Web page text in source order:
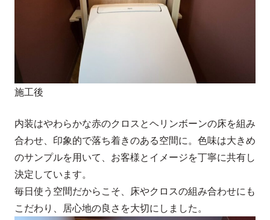
施工後
内装はやわらかな赤のクロスとヘリンボーンの床を組み
合わせ、印象的で落ち着きのある空間に。色味は大きめ
のサンプルを用いて、お客様とイメージを丁寧に共有し
決定しています。
毎日使う空間だからこそ、床やクロスの組み合わせにも
こだわり、居心地の良さを大切にしました。